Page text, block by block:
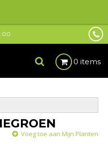
0 items
Voeg toe aan Mijn Planten